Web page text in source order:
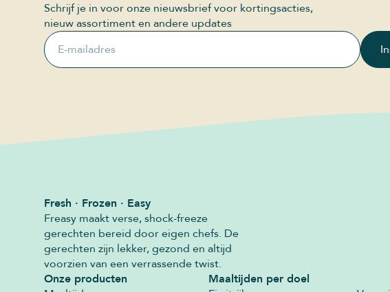
Schrijf je in voor onze nieuwsbrief voor kortingsacties,
nieuw assortiment en andere updates
E-mailadres
Fresh · Frozen · Easy
Freasy maakt verse, shock-freeze
gerechten bereid door eigen chefs. De
gerechten zijn lekker, gezond en altijd
voorzien van een verrassende twist.
Onze producten
Maaltijden per doel